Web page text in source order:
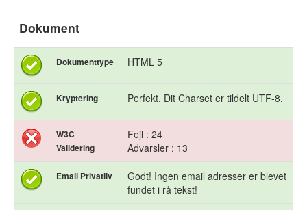
Dokument
Dokumenttype HTML 5
Kryptering Perfekt. Dit Charset er tildelt UTF-8.
W3C
Validering
Fejl : 24
Advarsler : 13
Email Privatliv
Godt! Ingen email adresser er blevet
fundet i rå tekst!